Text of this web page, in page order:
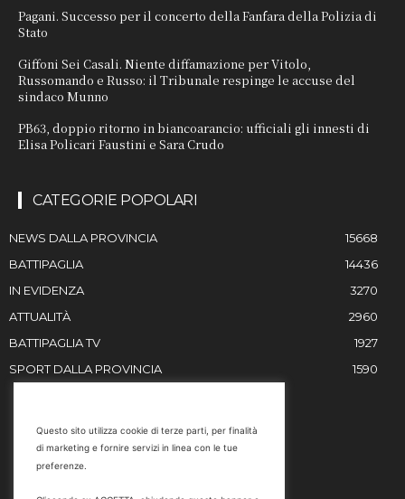
Pagani. Successo per il concerto della Fanfara della Polizia di
Stato
Giffoni Sei Casali. Niente diffamazione per Vitolo,
Russomando e Russo: il Tribunale respinge le accuse del
sindaco Munno
PB63, doppio ritorno in biancoarancio: ufficiali gli innesti di
Elisa Policari Faustini e Sara Crudo
CATEGORIE POPOLARI
NEWS DALLA PROVINCIA
15668
BATTIPAGLIA
14436
IN EVIDENZA
3270
ATTUALITÀ
2960
BATTIPAGLIA TV
1927
SPORT DALLA PROVINCIA
1590
Email
Questo sito utilizza cookie di terze parti, per finalità
di marketing e fornire servizi in linea con le tue
preferenze.